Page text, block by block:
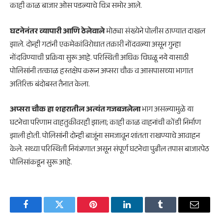
काही काळ बाजार ओस पडल्याचे चित्र समोर आले.
घटनेनंतर व्यापारी आणि ठेलेवालेमोठ्या संख्येने पोलीस ठाण्यात दाखल
झाले. दोन्ही गटांनी एकमेकांविरोधात तक्रारी नोंदवल्या असून गुन्हा
नोंदविण्याची प्रक्रिया सुरू आहे. परिस्थिती अधिक चिघळू नये यासाठी
पोलिसांनी तत्काळ हस्तक्षेप करून अप्सरा चौक व आसपासच्या भागात
अतिरिक्त बंदोबस्त तैनात केला.
अप्सरा चौक हा शहरातील अत्यंत गजबजलेलाभाग असल्यामुळे या
घटनेचा परिणाम वाहतुकीवरही झाला; काही काळ वाहनांची कोंडी निर्माण
झाली होती. पोलिसांनी दोन्ही बाजूंना समजावून शांतता राखण्याचे आवाहन
केले. सध्या परिस्थिती नियंत्रणात असून संपूर्ण घटनेचा पुढील तपास बाजारपेठ
पोलिसांकडून सुरू आहे.
FacebookTwitter Pinterest LinkedInTumblr Email